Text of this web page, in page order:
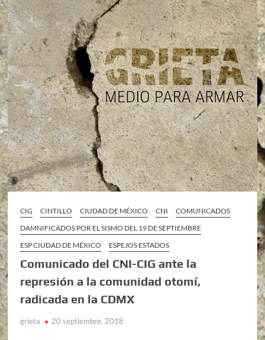
CIG CINTILLO CIUDAD DE MÉXICO CNI
COMUNICADOS
DAMNIFICADOS POR EL SISMO DEL 19 DE SEPTIEMBRE
ESP CIUDAD DE MÉXICO
ESPEJOS ESTADOS
Comunicado del CNI-CIG ante la
represión a la comunidad otomí,
radicada en la CDMX
grieta 20 septiembre, 2018